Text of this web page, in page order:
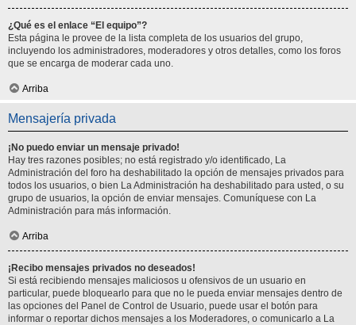
¿Qué es el enlace “El equipo”?
Esta página le provee de la lista completa de los usuarios del grupo,
incluyendo los administradores, moderadores y otros detalles, como los foros
que se encarga de moderar cada uno.
Arriba
Mensajería privada
¡No puedo enviar un mensaje privado!
Hay tres razones posibles; no está registrado y/o identificado, La
Administración del foro ha deshabilitado la opción de mensajes privados para
todos los usuarios, o bien La Administración ha deshabilitado para usted, o su
grupo de usuarios, la opción de enviar mensajes. Comuníquese con La
Administración para más información.
Arriba
¡Recibo mensajes privados no deseados!
Si está recibiendo mensajes maliciosos u ofensivos de un usuario en
particular, puede bloquearlo para que no le pueda enviar mensajes dentro de
las opciones del Panel de Control de Usuario, puede usar el botón para
informar o reportar dichos mensajes a los Moderadores, o comunicarlo a La